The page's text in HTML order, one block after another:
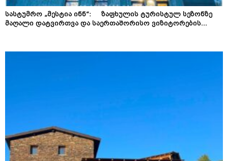
სასტუმრო „მესტია ინნ“: ზაფხულის ტურისტულ სეზონზე
მაღალი დატვირთვა და საერთაშორისო ვიზიტორების...